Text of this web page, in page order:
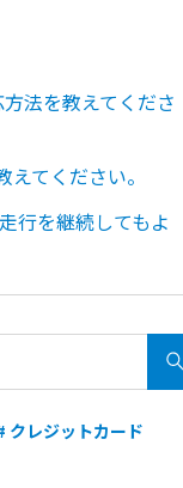
法を教えてくださ
てください。
行を継続してもよ
クレジットカード